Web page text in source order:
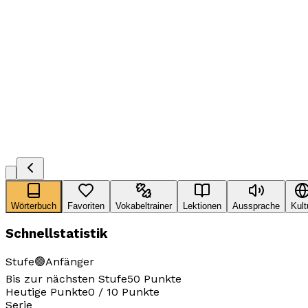
Wörterbuch Favoriten Vokabeltrainer Lektionen Aussprache
Schnellstatistik
Stufe🟢Anfänger
Bis zur nächsten Stufe50 Punkte
Heutige Punkte0 / 10 Punkte
Serie